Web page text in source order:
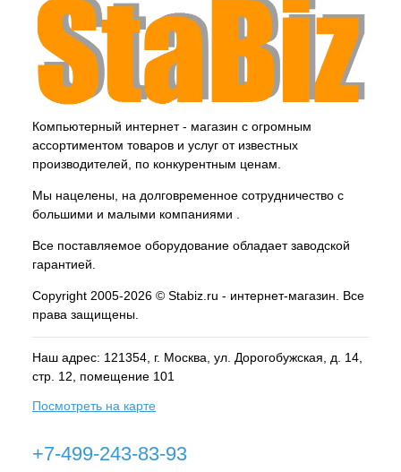
Компьютерный интернет - магазин с огромным
ассортиментом товаров и услуг от известных
производителей, по конкурентным ценам.
Мы нацелены, на долговременное сотрудничество с
большими и малыми компаниями .
Все поставляемое оборудование обладает заводской
гарантией.
Copyright 2005-2026 © Stabiz.ru - интернет-магазин. Все
права защищены.
Наш адрес: 121354, г. Москва , ул. Дорогобужская, д. 14,
стр. 12, помещение 101
Посмотреть на карте
+7-499-243-83-93